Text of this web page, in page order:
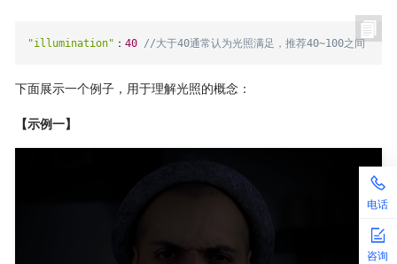
电话
咨询
"illumination" ： 40 //大于40通常认为光照满足，推荐40~100之间
下面展示一个例子，用于理解光照的概念：
【示例一】